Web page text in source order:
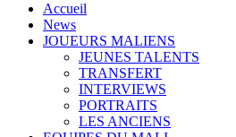
Accueil
News
JOUEURS MALIENS
JEUNES TALENTS
TRANSFERT
INTERVIEWS
PORTRAITS
LES ANCIENS